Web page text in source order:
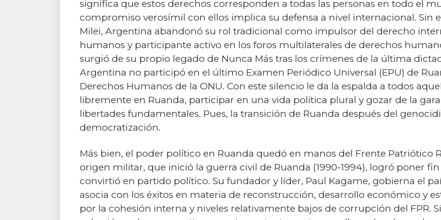
significa que estos derechos corresponden a todas las personas en todo el
compromiso verosímil con ellos implica su defensa a nivel internacional. Sin
Milei, Argentina abandonó su rol tradicional como impulsor del derecho
humanos y participante activo en los foros multilaterales de derechos
surgió de su propio legado de Nunca Más tras los crímenes de la última
Argentina no participó en el último Examen Periódico Universal (EPU) de
Derechos Humanos de la ONU. Con este silencio le da la espalda a todos
libremente en Ruanda, participar en una vida política plural y gozar de la
libertades fundamentales. Pues, la transición de Ruanda después del
democratización.
Más bien, el poder político en Ruanda quedó en manos del Frente Patriótico
origen militar, que inició la guerra civil de Ruanda (1990-1994), logró poner
convirtió en partido político. Su fundador y líder, Paul Kagame, gobierna el
asocia con los éxitos en materia de reconstrucción, desarrollo económico y
por la cohesión interna y niveles relativamente bajos de corrupción del FPR.